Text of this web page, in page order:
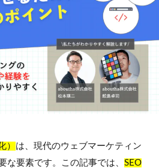
） は、現代のウェブマーケティン
な要素です。この記事では、 SEO